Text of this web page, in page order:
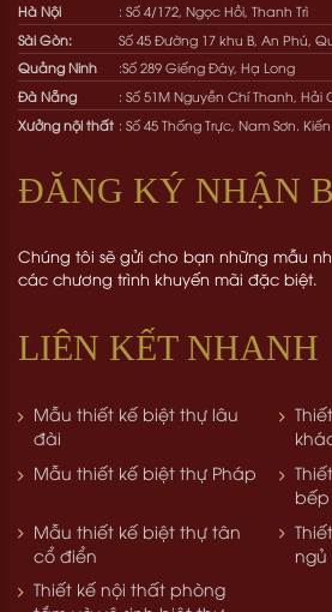
Hà Nội
: Số 4/172, Ngọc Hồi, Thanh Trì
Sài Gòn:
Số 45 Đường 17 khu B, An Phú,
Quảng Ninh
:Số 289 Giếng Đáy, Hạ Long
Đà Nẵng
: Số 51M Nguyễn Chí Thanh, Hải
Xưởng nội thất : Số 45 Thống Trực, Nam Sơn.
ĐĂNG KÝ NHẬN
Chúng tôi sẽ gửi cho bạn những mẫu
các chương trình khuyến mãi đặc biệt.
LIÊN KẾT NHANH
Mẫu thiết kế biệt thự lâu
đài
Mẫu thiết kế biệt thự Pháp
Mẫu thiết kế biệt thự tân
cổ điển
Thiết kế nội thất phòng